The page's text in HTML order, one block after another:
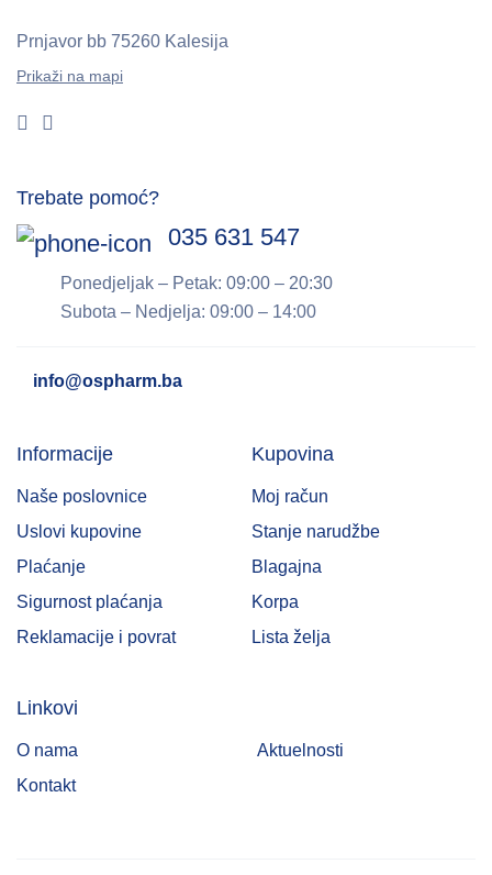
Prnjavor bb 75260 Kalesija
Prikaži na mapi
Trebate pomoć?
035 631 547
Ponedjeljak – Petak: 09:00 – 20:30
Subota – Nedjelja: 09:00 – 14:00
info@ospharm.ba
Informacije
Naše poslovnice
Uslovi kupovine
Plaćanje
Sigurnost plaćanja
Reklamacije i povrat
Kupovina
Moj račun
Stanje narudžbe
Blagajna
Korpa
Lista želja
Linkovi
O nama
Aktuelnosti
Kontakt